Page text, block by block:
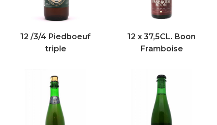
12 /3/4 Piedboeuf
triple
12 x 37,5CL. Boon
Framboise